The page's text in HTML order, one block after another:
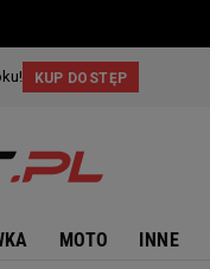
MOTO INNE